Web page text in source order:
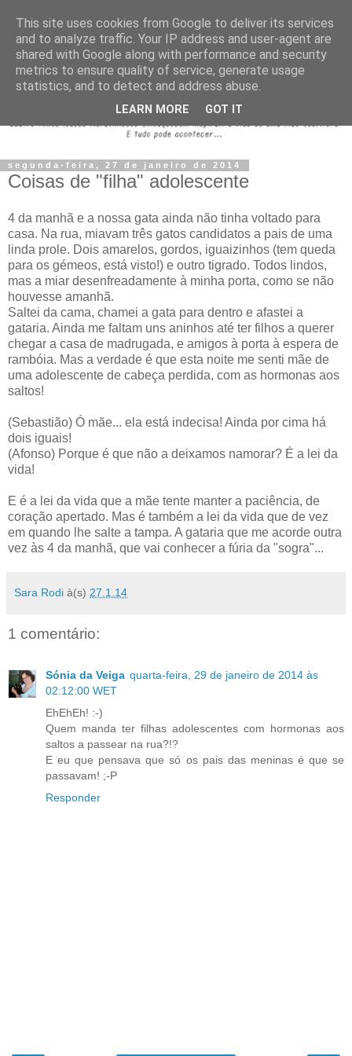
segunda-feira, 27 de janeiro de 2014
Coisas de "filha" adolescente
4 da manhã e a nossa gata ainda não tinha voltado para
casa. Na rua, miavam três gatos candidatos a pais de uma
linda prole. Dois amarelos, gordos, iguaizinhos (tem queda
para os gémeos, está visto!) e outro tigrado. Todos lindos,
mas a miar desenfreadamente à minha porta, como se não
houvesse amanhã.
Saltei da cama, chamei a gata para dentro e afastei a
gataria. Ainda me faltam uns aninhos até ter filhos a querer
chegar a casa de madrugada, e amigos à porta à espera de
rambóia. Mas a verdade é que esta noite me senti mãe de
uma adolescente de cabeça perdida, com as hormonas aos
saltos!
(Sebastião) Ó mãe... ela está indecisa! Ainda por cima há
dois iguais!
(Afonso) Porque é que não a deixamos namorar? É a lei da
vida!
E é a lei da vida que a mãe tente manter a paciência, de
coração apertado. Mas é também a lei da vida que de vez
em quando lhe salte a tampa. A gataria que me acorde outra
vez às 4 da manhã, que vai conhecer a fúria da "sogra"...
Sara Rodi à(s) 27.1.14
1 comentário:
Sónia da Veiga quarta-feira, 29 de janeiro de 2014 às
02:12:00 WET
EhEhEh! :-)
Quem manda ter filhas adolescentes com hormonas aos
saltos a passear na rua?!?
E eu que pensava que só os pais das meninas é que se
passavam! ;-P
Responder
This site uses cookies from Google to deliver its services
and to analyze traffic. Your IP address and user-agent are
shared with Google along with performance and security
metrics to ensure quality of service, generate usage
statistics, and to detect and address abuse.
LEARN MORE GOT IT